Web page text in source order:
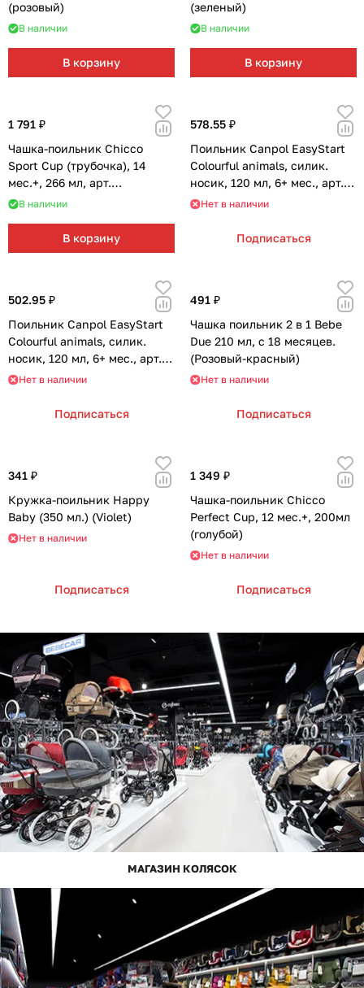
(розовый)
В наличии
В корзину
(зеленый)
В наличии
В корзину
1 791 ₽
Чашка-поильник Chicco
Sport Cup (трубочка), 14
мес.+, 266 мл, арт.
340624033 (Розовый)
В наличии
В корзину
578.55 ₽
Поильник Canpol EasyStart
Colourful animals, силик.
носик, 120 мл, 6+ мес., арт.
35/207 (зеленый)
Нет в наличии
Подписаться
502.95 ₽
Поильник Canpol EasyStart
Colourful animals, силик.
носик, 120 мл, 6+ мес., арт.
35/207 (розовый)
Нет в наличии
Подписаться
491 ₽
Чашка поильник 2 в 1 Bebe
Due 210 мл, с 18 месяцев.
(Розовый-красный)
Нет в наличии
Подписаться
341 ₽
Кружка-поильник Happy
Baby (350 мл.) (Violet)
Нет в наличии
Подписаться
1 349 ₽
Чашка-поильник Chicco
Perfect Cup, 12 мес.+, 200мл
(голубой)
Нет в наличии
Подписаться
МАГАЗИН КОЛЯСОК